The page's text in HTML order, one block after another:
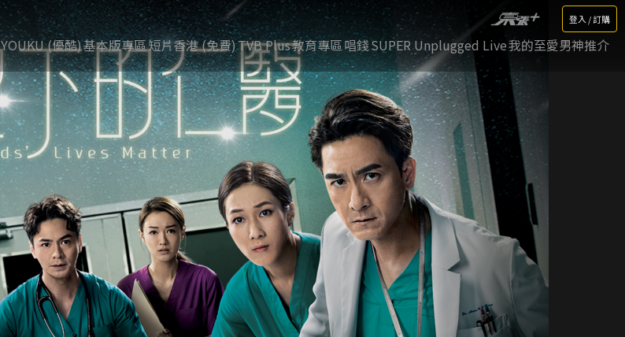
登入 / 訂購
YOUKU (優酷)基本版專區短片香港 (免費)TVB Plus教育專區唱錢SUPER Unplugged Live我的至愛男神推介